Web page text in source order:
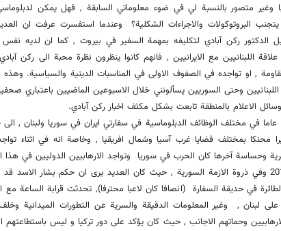
وغير متصور بالنسبة لي في ضوء معلوماتي السابقة , فهل يمكن
البروتوكولات والاجراءات الشكلية؟ وعندما استفسرت عرفت ان
الدكتور ركن آبادي لتكليفه بمهمة السفير في بيروت , كما ان لديه
اللبنانيين مع الايرانيين , فانهم كانوا ينظرون نظرة محبة الى ركن
, او تواجده في الصفوف الاولى في المناسبات الدينية والسياسية.
وحتى السوريين يسألونني خلال الاسبوعين الماضيين باعتباري
الاعلام بالمنطقة تابعت بشكل مكثف اخبار ركن آبادي.
فتواجد ركن آبادي حوالي 14 عاما في مختلف الوظائف الدبلوماسية في سفارتي ايران في سوريا ولبنان
محنكا بمختلف قضايا غرب آسيا وشمال افريقيا , وخاصة انه في اثناء
وحساسة آخرها كان الحرب في سوريا وتواجد الارهابيين الدوليين في هذا
وفي كانون الثاني / يناير 2012 وفي ذروة الازمة السورية , حيث كان العديد يرى ان حكم بشار
في حديقة السفارة (انصافا كان لاعبا محترفا), تحدثت قرابة الساعة مع
لبنان , وغير المعلومات الدقيقة والسرية عن التطورات الميدانية
وحماتهم الاجانب , حيث كان يؤكد على دور تركيا و ليس باستطاعتهم